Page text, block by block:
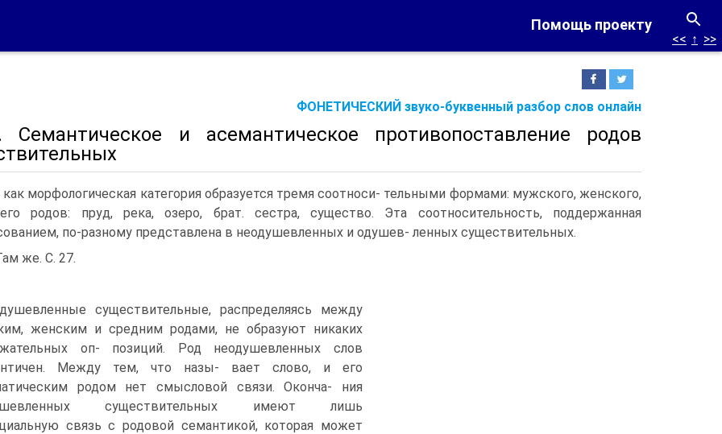
Помощь проекту
ФОНЕТИЧЕСКИЙ звуко-буквенный разбор слов онлайн
<< ↑ >>
и асемантическое противопоставление родов
как морфологическая категория образуется тремя соотноси- тельными формами: мужского, женского,
родов: пруд, река, озеро, брат. сестра, существо. Эта соотносительность, поддержанная
по-разному представлена в неодушевленных и одушев- ленных существительных.
же. С. 27.
существительные, распределяясь между
женским и средним родами, не образуют никаких
оп- позиций. Род неодушевленных слов
Между тем, что назы- вает слово, и его
родом нет смысловой связи. Оконча- ния
существительных имеют лишь
связь с родовой семантикой, которая может